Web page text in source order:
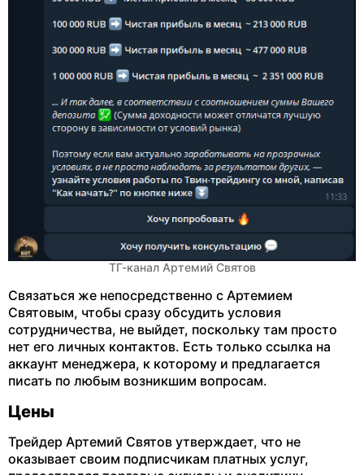
ТГ-канал Артемий Святов
Связаться же непосредственно с Артемием
Святовым, чтобы сразу обсудить условия
сотрудничества, не выйдет, поскольку там просто
нет его личных контактов. Есть только ссылка на
аккаунт менеджера, к которому и предлагается
писать по любым возникшим вопросам.
Цены
Трейдер Артемий Святов утверждает, что не
оказывает своим подписчикам платных услуг,